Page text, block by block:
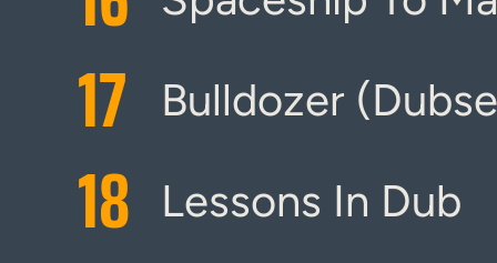
17 Bulldozer
18 Lessons In Dub